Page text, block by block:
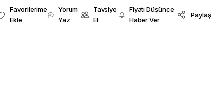
Yorum
Yaz
Tavsiye
Et
Fiyatı Düşünce
Haber Ver
Paylaş